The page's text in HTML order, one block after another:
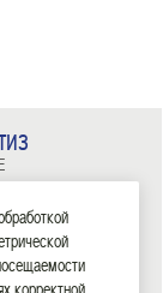
О НАС|КОНТАКТЫ